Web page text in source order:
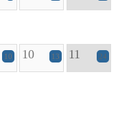
10 10 13 11 24